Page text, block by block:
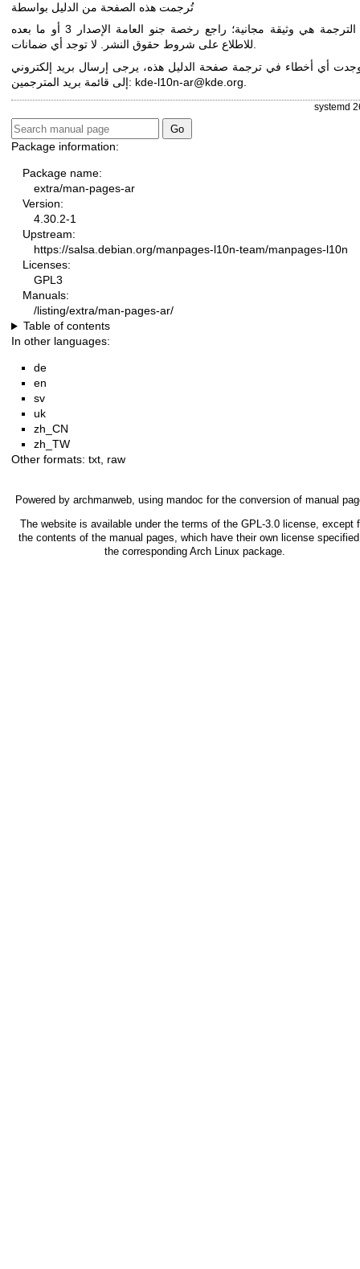
تُرجمت هذه الصفحة من الدليل بواسطة
هي وثيقة مجانية؛ راجع رخصة جنو العامة الإصدار 3
أو ما بعده
للاطلاع على شروط حقوق النشر. لا توجد أي ضمانات.
وجدت أي أخطاء في ترجمة صفحة الدليل هذه، يرجى إرسال بريد إلكتروني
إلى قائمة بريد المترجمين: kde-l10n-ar@kde.org
systemd
Package information:
Package name:
extra/man-pages-ar
Version:
4.30.2-1
Upstream:
https://salsa.debian.org/manpages-l10n-team/manpages-l10n
Licenses:
GPL3
Manuals:
/listing/extra/man-pages-ar/
Table of contents
In other languages:
de
en
sv
uk
zh_CN
zh_TW
Other formats: txt, raw
Powered by archmanweb, using mandoc for the conversion of manual
The website is available under the terms of the GPL-3.0 license, except
the contents of the manual pages, which have their own license
the corresponding Arch Linux package.